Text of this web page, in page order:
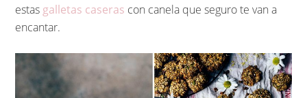
estas galletas caseras con canela que seguro te van a
encantar.